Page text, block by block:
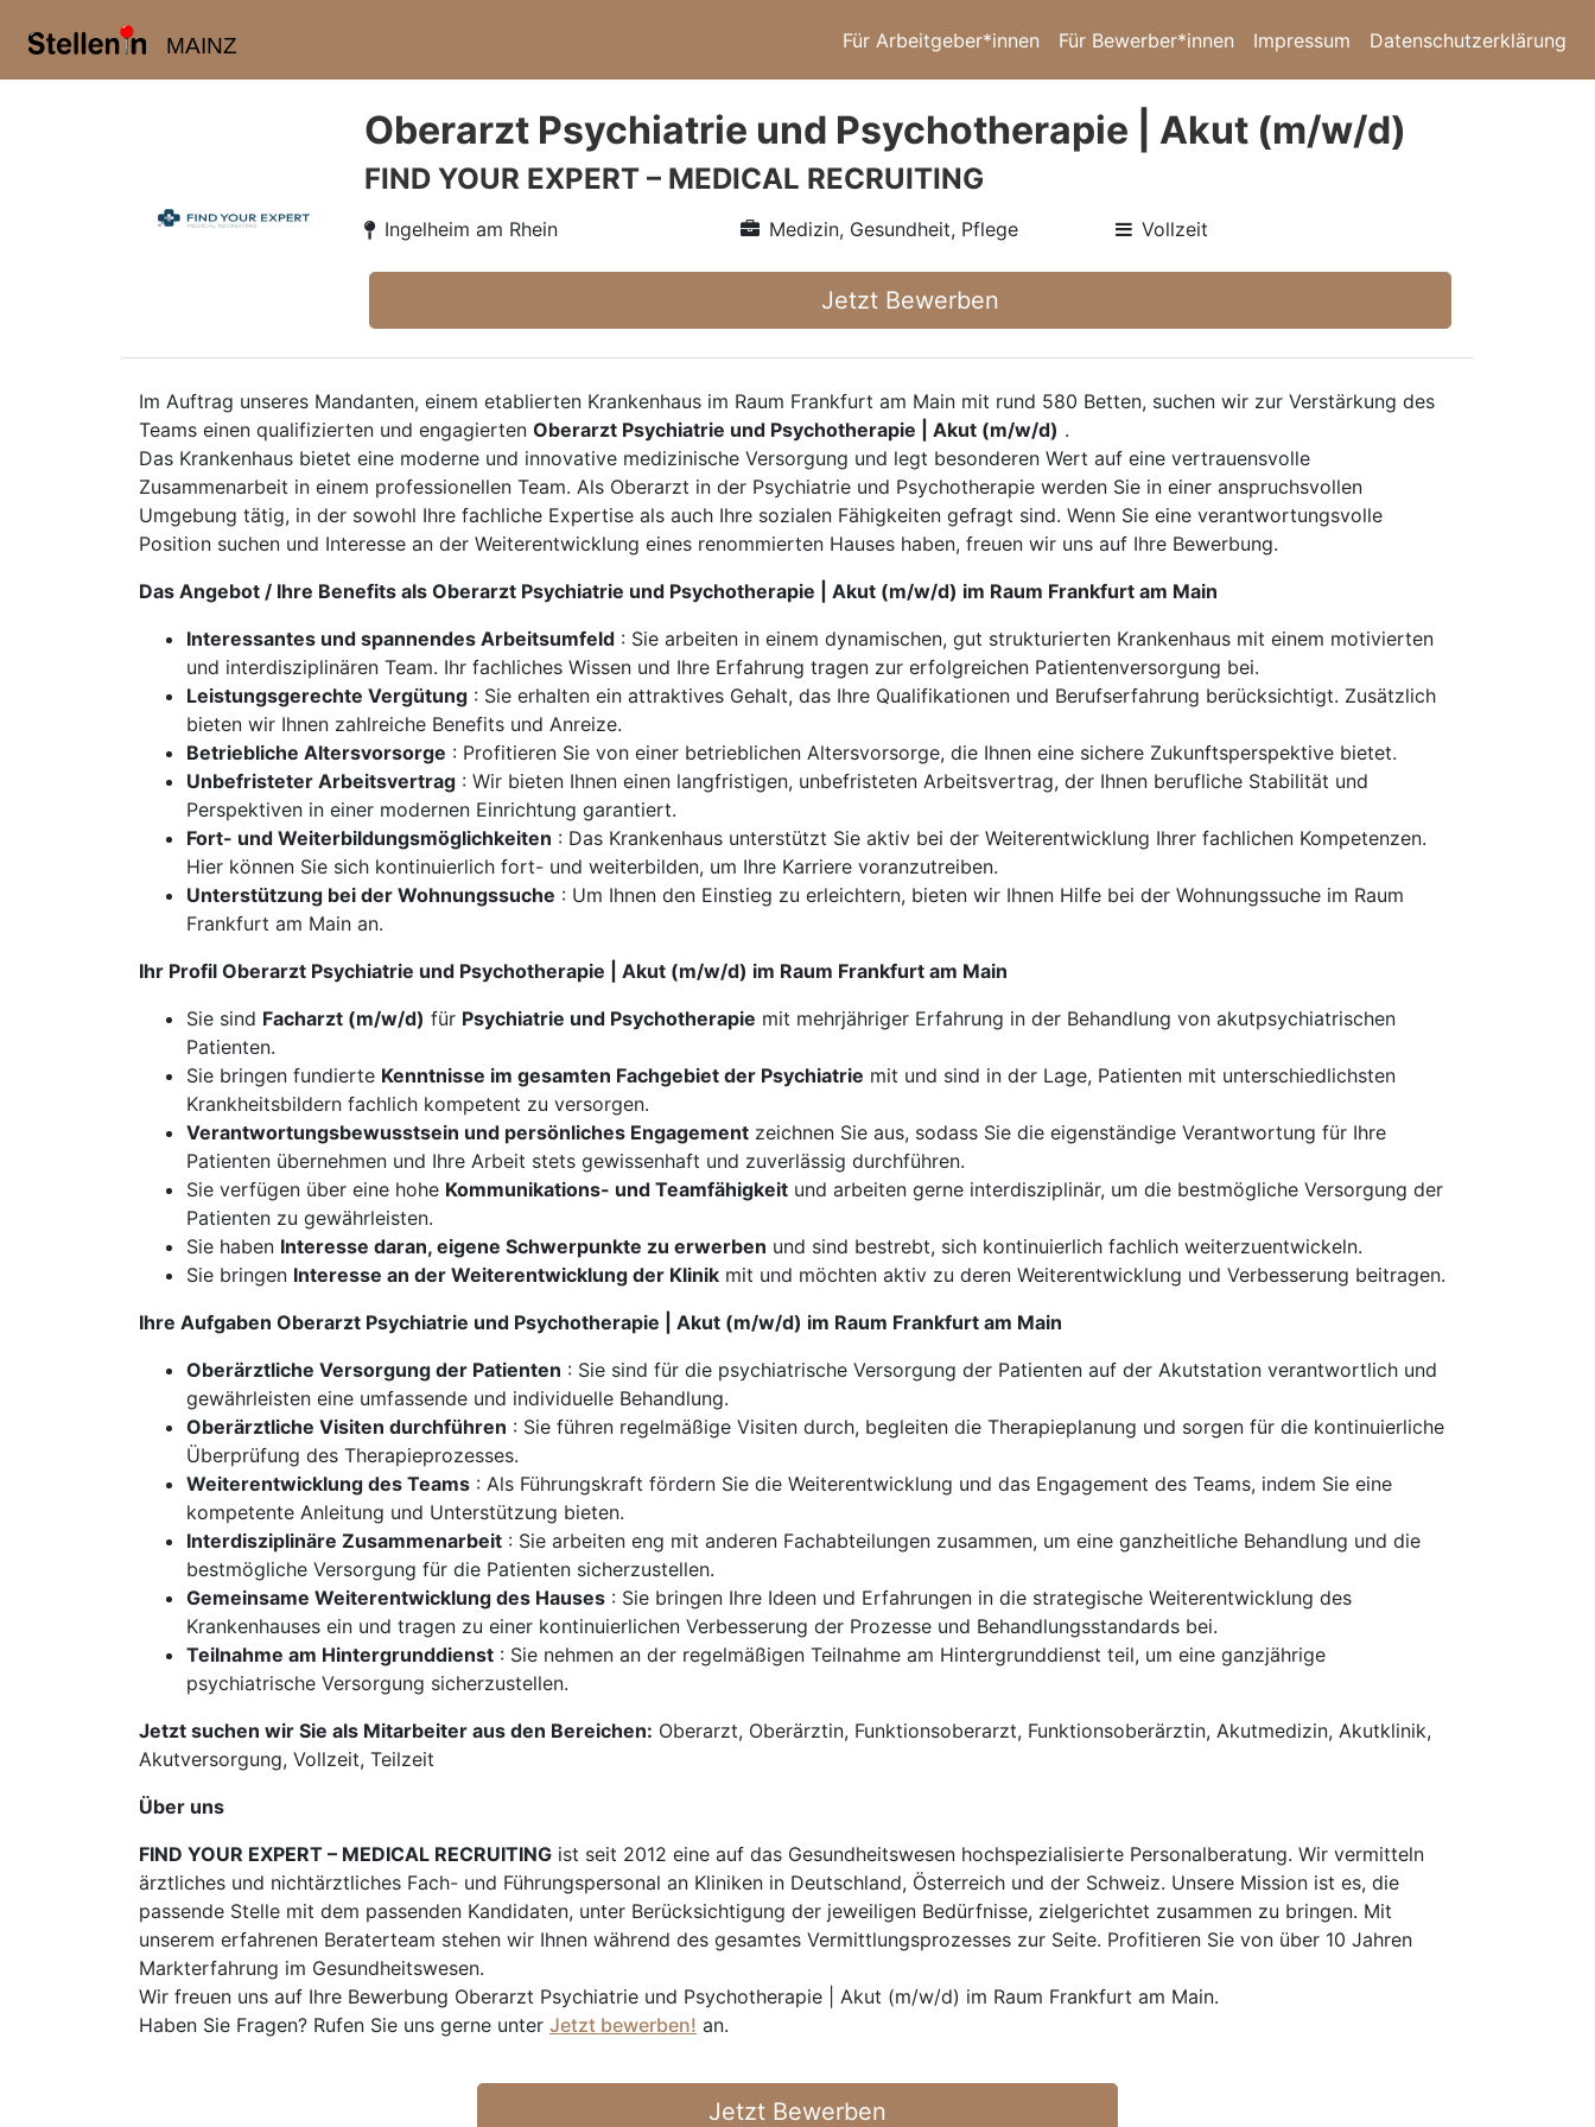
MAINZ Für Arbeitgeber*innen Für Bewerber*innen Impressum Datenschutzerklärung
Oberarzt Psychiatrie und Psychotherapie | Akut (m/w/d)
FIND YOUR EXPERT – MEDICAL RECRUITING
Ingelheim am Rhein Medizin, Gesundheit, Pflege Vollzeit
Jetzt Bewerben
Im Auftrag unseres Mandanten, einem etablierten Krankenhaus im Raum Frankfurt am Main mit rund 580 Betten, suchen wir zur Verstärkung des
Teams einen qualifizierten und engagierten Oberarzt Psychiatrie und Psychotherapie | Akut (m/w/d) .
Das Krankenhaus bietet eine moderne und innovative medizinische Versorgung und legt besonderen Wert auf eine vertrauensvolle
Zusammenarbeit in einem professionellen Team. Als Oberarzt in der Psychiatrie und Psychotherapie werden Sie in einer anspruchsvollen
Umgebung tätig, in der sowohl Ihre fachliche Expertise als auch Ihre sozialen Fähigkeiten gefragt sind. Wenn Sie eine verantwortungsvolle
Position suchen und Interesse an der Weiterentwicklung eines renommierten Hauses haben, freuen wir uns auf Ihre Bewerbung.
Das Angebot / Ihre Benefits als Oberarzt Psychiatrie und Psychotherapie | Akut (m/w/d) im Raum Frankfurt am Main
Interessantes und spannendes Arbeitsumfeld : Sie arbeiten in einem dynamischen, gut strukturierten Krankenhaus mit einem motivierten
und interdisziplinären Team. Ihr fachliches Wissen und Ihre Erfahrung tragen zur erfolgreichen Patientenversorgung bei.
Leistungsgerechte Vergütung : Sie erhalten ein attraktives Gehalt, das Ihre Qualifikationen und Berufserfahrung berücksichtigt. Zusätzlich
bieten wir Ihnen zahlreiche Benefits und Anreize.
Betriebliche Altersvorsorge : Profitieren Sie von einer betrieblichen Altersvorsorge, die Ihnen eine sichere Zukunftsperspektive bietet.
Unbefristeter Arbeitsvertrag : Wir bieten Ihnen einen langfristigen, unbefristeten Arbeitsvertrag, der Ihnen berufliche Stabilität und
Perspektiven in einer modernen Einrichtung garantiert.
Fort- und Weiterbildungsmöglichkeiten : Das Krankenhaus unterstützt Sie aktiv bei der Weiterentwicklung Ihrer fachlichen Kompetenzen.
Hier können Sie sich kontinuierlich fort- und weiterbilden, um Ihre Karriere voranzutreiben.
Unterstützung bei der Wohnungssuche : Um Ihnen den Einstieg zu erleichtern, bieten wir Ihnen Hilfe bei der Wohnungssuche im Raum
Frankfurt am Main an.
Ihr Profil Oberarzt Psychiatrie und Psychotherapie | Akut (m/w/d) im Raum Frankfurt am Main
Sie sind Facharzt (m/w/d) für Psychiatrie und Psychotherapie mit mehrjähriger Erfahrung in der Behandlung von akutpsychiatrischen
Patienten.
Sie bringen fundierte Kenntnisse im gesamten Fachgebiet der Psychiatrie mit und sind in der Lage, Patienten mit unterschiedlichsten
Krankheitsbildern fachlich kompetent zu versorgen.
Verantwortungsbewusstsein und persönliches Engagement zeichnen Sie aus, sodass Sie die eigenständige Verantwortung für Ihre
Patienten übernehmen und Ihre Arbeit stets gewissenhaft und zuverlässig durchführen.
Sie verfügen über eine hohe Kommunikations- und Teamfähigkeit und arbeiten gerne interdisziplinär, um die bestmögliche Versorgung der
Patienten zu gewährleisten.
Sie haben Interesse daran, eigene Schwerpunkte zu erwerben und sind bestrebt, sich kontinuierlich fachlich weiterzuentwickeln.
Sie bringen Interesse an der Weiterentwicklung der Klinik mit und möchten aktiv zu deren Weiterentwicklung und Verbesserung beitragen.
Ihre Aufgaben Oberarzt Psychiatrie und Psychotherapie | Akut (m/w/d) im Raum Frankfurt am Main
Oberärztliche Versorgung der Patienten : Sie sind für die psychiatrische Versorgung der Patienten auf der Akutstation verantwortlich und
gewährleisten eine umfassende und individuelle Behandlung.
Oberärztliche Visiten durchführen : Sie führen regelmäßige Visiten durch, begleiten die Therapieplanung und sorgen für die kontinuierliche
Überprüfung des Therapieprozesses.
Weiterentwicklung des Teams : Als Führungskraft fördern Sie die Weiterentwicklung und das Engagement des Teams, indem Sie eine
kompetente Anleitung und Unterstützung bieten.
Interdisziplinäre Zusammenarbeit : Sie arbeiten eng mit anderen Fachabteilungen zusammen, um eine ganzheitliche Behandlung und die
bestmögliche Versorgung für die Patienten sicherzustellen.
Gemeinsame Weiterentwicklung des Hauses : Sie bringen Ihre Ideen und Erfahrungen in die strategische Weiterentwicklung des
Krankenhauses ein und tragen zu einer kontinuierlichen Verbesserung der Prozesse und Behandlungsstandards bei.
Teilnahme am Hintergrunddienst : Sie nehmen an der regelmäßigen Teilnahme am Hintergrunddienst teil, um eine ganzjährige
psychiatrische Versorgung sicherzustellen.
Jetzt suchen wir Sie als Mitarbeiter aus den Bereichen: Oberarzt, Oberärztin, Funktionsoberarzt, Funktionsoberärztin, Akutmedizin, Akutklinik,
Akutversorgung, Vollzeit, Teilzeit
Über uns
FIND YOUR EXPERT – MEDICAL RECRUITING ist seit 2012 eine auf das Gesundheitswesen hochspezialisierte Personalberatung. Wir vermitteln
ärztliches und nichtärztliches Fach- und Führungspersonal an Kliniken in Deutschland, Österreich und der Schweiz. Unsere Mission ist es, die
passende Stelle mit dem passenden Kandidaten, unter Berücksichtigung der jeweiligen Bedürfnisse, zielgerichtet zusammen zu bringen. Mit
unserem erfahrenen Beraterteam stehen wir Ihnen während des gesamtes Vermittlungsprozesses zur Seite. Profitieren Sie von über 10 Jahren
Markterfahrung im Gesundheitswesen.
Wir freuen uns auf Ihre Bewerbung Oberarzt Psychiatrie und Psychotherapie | Akut (m/w/d) im Raum Frankfurt am Main.
Haben Sie Fragen? Rufen Sie uns gerne unter Jetzt bewerben! an.
Jetzt Bewerben